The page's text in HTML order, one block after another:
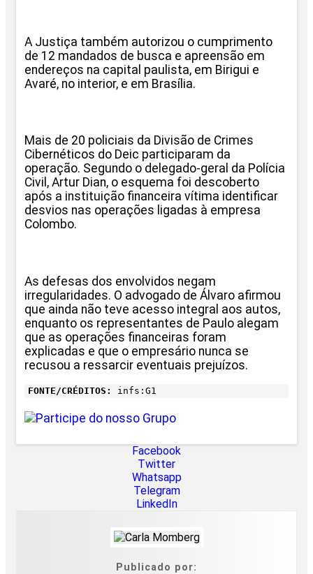
A Justiça também autorizou o cumprimento
de 12 mandados de busca e apreensão em
endereços na capital paulista, em Birigui e
Avaré, no interior, e em Brasília.
Mais de 20 policiais da Divisão de Crimes
Cibernéticos do Deic participaram da
operação. Segundo o delegado-geral da Polícia
Civil, Artur Dian, o esquema foi descoberto
após a instituição financeira vítima identificar
desvios nas operações ligadas à empresa
Colombo.
As defesas dos envolvidos negam
irregularidades. O advogado de Álvaro afirmou
que ainda não teve acesso integral aos autos,
enquanto os representantes de Paulo alegam
que as operações financeiras foram
explicadas e que o empresário nunca se
recusou a ressarcir eventuais prejuízos.
FONTE/CRÉDITOS: infs:G1
Facebook
Twitter
Whatsapp
Telegram
LinkedIn
Publicado por: